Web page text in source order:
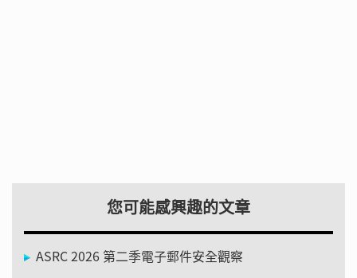
您可能感興趣的文章
ASRC 2026 第二季電子郵件安全觀察